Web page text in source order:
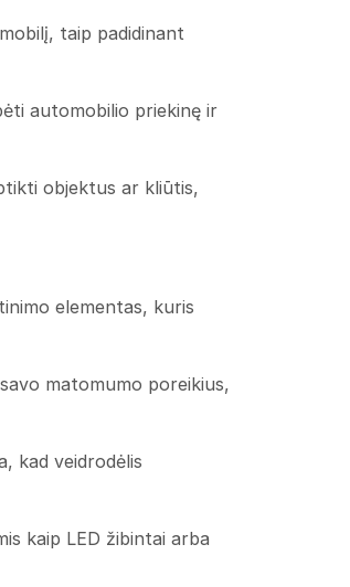
taip padidinant
automobilio priekinę ir
objektus ar kliūtis,
elementas, kuris
matomumo poreikius,
kad veidrodėlis
kaip LED žibintai arba